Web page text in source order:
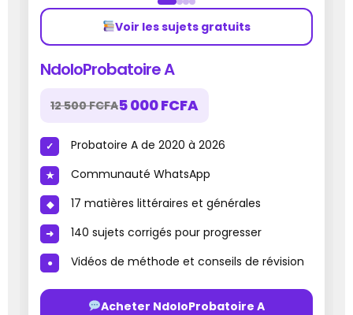
Voir les sujets gratuits
NdoloProbatoire A
12 500 FCFA5 000 FCFA
Probatoire A de 2020 à 2026
Communauté WhatsApp
17 matières littéraires et générales
140 sujets corrigés pour progresser
Vidéos de méthode et conseils de révision
Acheter NdoloProbatoire A